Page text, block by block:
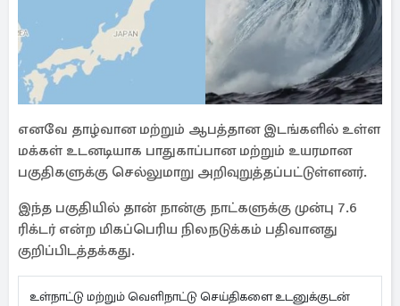
எனவே தாழ்வான மற்றும் ஆபத்தான இடங்களில் உள்ள
மக்கள் உடனடியாக பாதுகாப்பான மற்றும் உயரமான
பகுதிகளுக்கு செல்லுமாறு அறிவுறுத்தப்பட்டுள்ளனர்.
இந்த பகுதியில் தான் நான்கு நாட்களுக்கு முன்பு 7.6
ரிக்டர் என்ற மிகப்பெரிய நிலநடுக்கம் பதிவானது
குறிப்பிடத்தக்கது.
உள்நாட்டு மற்றும் வெளிநாட்டு செய்திகளை உடனுக்குடன்